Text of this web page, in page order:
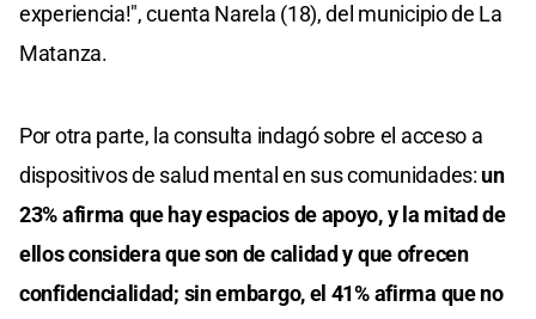
experiencia!", cuenta Narela (18), del municipio de La
Matanza.
Por otra parte, la consulta indagó sobre el acceso a
dispositivos de salud mental en sus comunidades: un
23% afirma que hay espacios de apoyo, y la mitad de
ellos considera que son de calidad y que ofrecen
confidencialidad; sin embargo, el 41% afirma que no